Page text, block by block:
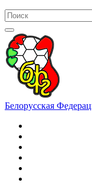
Белорусская